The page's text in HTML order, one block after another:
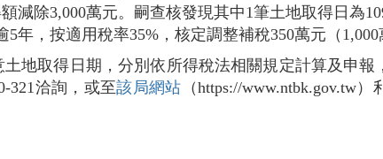
除3,000萬元。嗣查核發現其中1筆土地取得日為
，按適用稅率35%，核定調整補稅350萬元（1,000
地取得日期，分別依所得稅法相關規定計算及申報
321洽詢，或至該局網站 （https://www.ntbk.gov.tw